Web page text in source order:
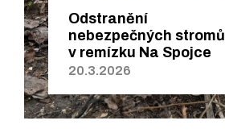
Odstranění
nebezpečných stromů
v remízku Na Spojce
20.3.2026